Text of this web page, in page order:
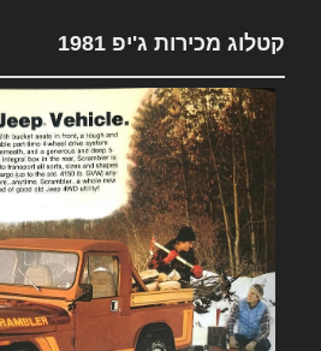
קטלוג מכירות ג'יפ 1981